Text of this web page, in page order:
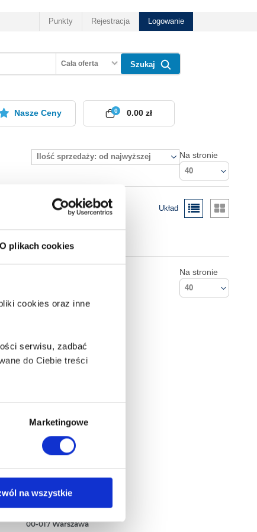
O plikach cookies
cookies oraz inne
serwisu, zadbać
do Ciebie treści
takie, które wymagają
Marketingowe
na wszystkie
Punkty Rejestracja Logowanie
Cała oferta Szukaj
Nasze Ceny 0
0.00 zł
Ilość sprzedaży: od najwyższej Na stronie
40
Układ
Na stronie
40
Empik S.A
00-017 Warszawa